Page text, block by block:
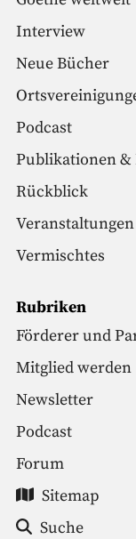
Interview
Neue Bücher
Podcast
Publikationen
Rückblick
Veranstaltungen
Vermischtes
Rubriken
Förderer und
Mitglied werden
Newsletter
Podcast
Forum
Sitemap
Suche